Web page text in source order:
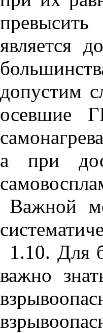
является
допустим
осевшие
а при
Важной
1.10. Для
важно